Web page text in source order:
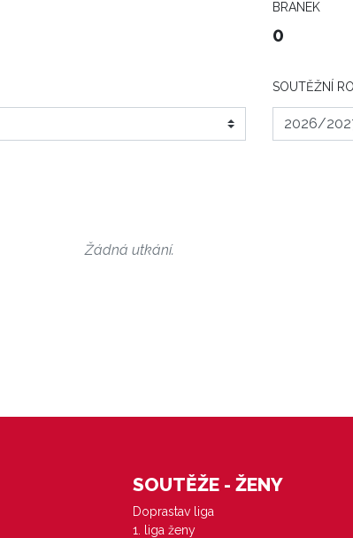
BRANEK
0
SOUTĚŽNÍ
Žádná utkání.
SOUTĚŽE - ŽENY
Doprastav liga
1. liga ženy